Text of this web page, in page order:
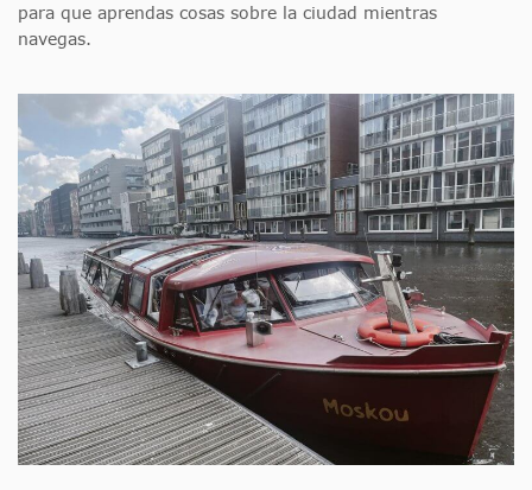
para que aprendas cosas sobre la ciudad mientras
navegas.